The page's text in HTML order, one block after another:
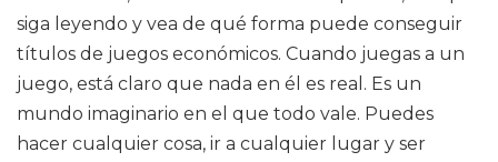
siga leyendo y vea de qué forma puede conseguir
títulos de juegos económicos. Cuando juegas a un
juego, está claro que nada en él es real. Es un
mundo imaginario en el que todo vale. Puedes
hacer cualquier cosa, ir a cualquier lugar y ser